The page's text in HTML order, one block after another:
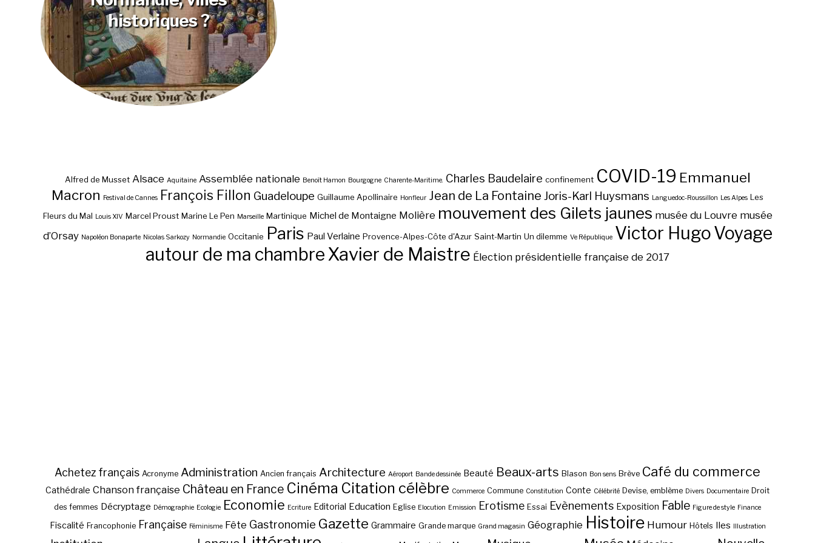
historiques ?
Alfred de Musset Alsace Aquitaine Assemblée nationale Benoît Hamon Bourgogne Charente-Maritime. Charles Baudelaire confinement COVID-19 Emmanuel
Macron Festival de Cannes François Fillon Guadeloupe Guillaume Apollinaire Honfleur Jean de La Fontaine Joris-Karl Huysmans Languedoc-Roussillon Les Alpes Les
Fleurs du Mal Louis XIV Marcel Proust Marine Le Pen Marseille Martinique Michel de Montaigne Molière mouvement des Gilets jaunes musée du Louvre musée
d’Orsay Napoléon Bonaparte Nicolas Sarkozy Normandie Occitanie Paris Paul Verlaine Provence-Alpes-Côte d'Azur Saint-Martin Un dilemme Ve République Victor HugoVoyage
autour de ma chambreXavier de Maistre Élection présidentielle française de 2017
Achetez français Acronyme Administration Ancien français Architecture Aéroport Bande dessinée Beauté Beaux-arts Blason Bon sens Brève Café du commerce
Cathédrale Chanson française Château en France Cinéma Citation célèbre Commerce Commune Constitution Conte Célébrité Devise, emblème Divers Documentaire Droit
des femmes Décryptage Démographie Ecologie Economie Ecriture Editorial Education Eglise Elocution Emission Erotisme Essai Evènements Exposition Fable Figure de style Finance
Fiscalité Francophonie Française Féminisme Fête Gastronomie Gazette Grammaire Grande marque Grand magasin Géographie Histoire Humour Hôtels Iles Illustration